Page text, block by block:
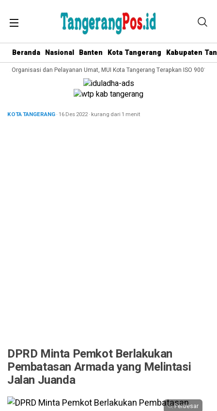
Beranda Nasional Banten Kota Tangerang Kabupaten
Organisasi dan Pelayanan Umat, MUI Kota Tangerang Terapkan ISO
KOTA TANGERANG· 16 Des 2022· kurang dari 1 menit
DPRD Minta Pemkot Berlakukan
Pembatasan Armada yang Melintasi
Jalan Juanda
Perbesar